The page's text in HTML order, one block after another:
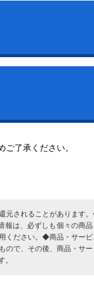
了承ください。
元されることがあります
報は、必ずしも個々の商
ください。◆商品・サービ
ので、その後、商品・サー